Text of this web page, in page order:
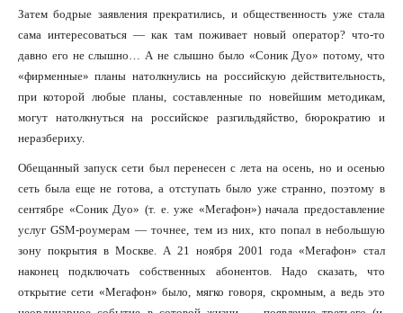
Затем бодрые заявления прекратились, и общественность уже стала
сама интересоваться — как там поживает новый оператор? что-то
давно его не слышно… А не слышно было «Соник Дуо» потому, что
«фирменные» планы натолкнулись на российскую действительность,
при которой любые планы, составленные по новейшим методикам,
могут натолкнуться на российское разгильдяйство, бюрократию и
неразбериху.
Обещанный запуск сети был перенесен с лета на осень, но и осенью
сеть была еще не готова, а отступать было уже странно, поэтому в
сентябре «Соник Дуо» (т. е. уже «Мегафон») начала предоставление
услуг GSM-роумерам — точнее, тем из них, кто попал в небольшую
зону покрытия в Москве. А 21 ноября 2001 года «Мегафон» стал
наконец подключать собственных абонентов. Надо сказать, что
открытие сети «Мегафон» было, мягко говоря, скромным, а ведь это